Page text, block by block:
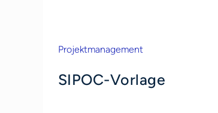
Projektmanagement
SIPOC-Vorlage